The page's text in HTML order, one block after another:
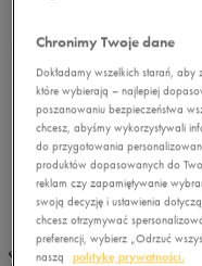
Chronimy Twoje dane
Dokładamy wszelkich starań,
które wybierają – najlepiej
poszanowaniu bezpieczeństwa
chcesz, abyśmy wykorzystywali
do przygotowania
produktów dopasowanych do
reklam czy zapamiętywanie
swoją decyzję i ustawienia
chcesz otrzymywać
preferencji, wybierz „Odrzuć
naszą
politykę prywatności.